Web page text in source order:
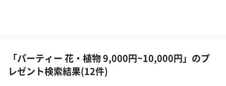
「パーティー 花・植物 9,000円~10,000円」のプ
レゼント検索結果(12件)